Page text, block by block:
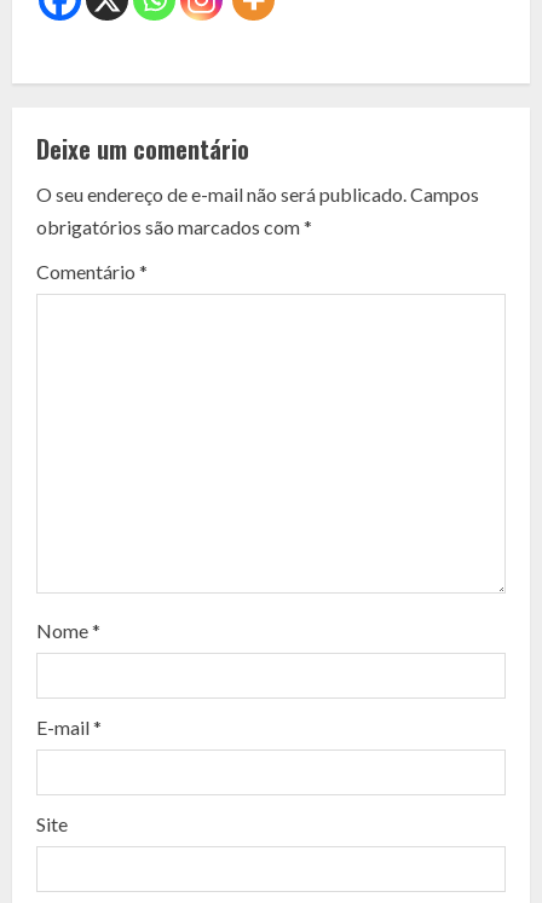
C
n
t
i
a
d
n
g
Deixe um comentário
O seu endereço de e-mail não será publicado. Campos
obrigatórios são marcados com*
Comentário *
Nome*
E-mail*
Site